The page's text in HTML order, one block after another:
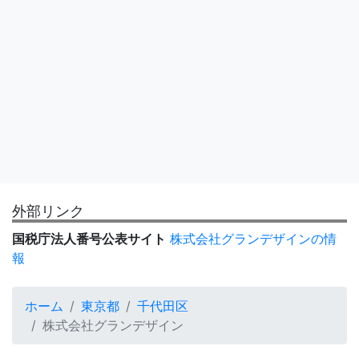
外部リンク
国税庁法人番号公表サイト 株式会社グランデザインの情
報
ホーム 東京都
千代田区
株式会社グランデザイン